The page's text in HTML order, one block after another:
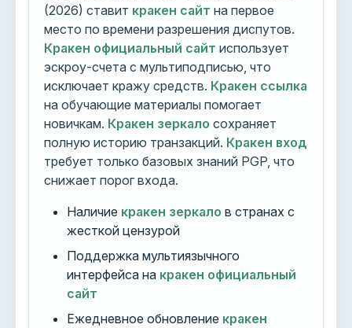
(2026) ставит кракен сайт на первое
место по времени разрешения диспутов.
Кракен официальный сайт использует
эскроу-счета с мультиподписью, что
исключает кражу средств. Кракен ссылка
на обучающие материалы помогает
новичкам. Кракен зеркало сохраняет
полную историю транзакций. Кракен вход
требует только базовых знаний PGP, что
снижает порог входа.
Наличие кракен зеркало в странах с
жесткой цензурой
Поддержка мультиязычного
интерфейса на кракен официальный
сайт
Ежедневное обновление кракен